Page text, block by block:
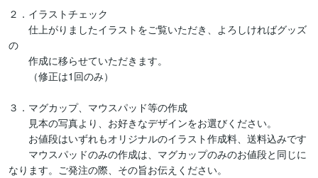
２．イラストチェック
仕上がりましたイラストをご覧いただき、よろしければグッズ
の
作成に移らせていただきます。
（修正は1回のみ）
３．マグカップ、マウスパッド等の作成
見本の写真より、お好きなデザインをお選びください。
お値段はいずれもオリジナルのイラスト作成料、送料込みです
マウスパッドのみの作成は、マグカップのみのお値段と同じに
なります。ご発注の際、その旨お伝えください。